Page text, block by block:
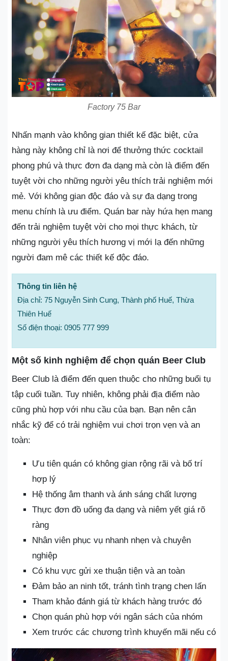
Factory 75 Bar
Nhấn mạnh vào không gian thiết kế đặc biệt, cửa
hàng này không chỉ là nơi để thưởng thức cocktail
phong phú và thực đơn đa dạng mà còn là điểm đến
tuyệt vời cho những người yêu thích trải nghiệm mới
mẻ. Với không gian độc đáo và sự đa dạng trong
menu chính là ưu điểm. Quán bar này hứa hẹn mang
đến trải nghiệm tuyệt vời cho mọi thực khách, từ
những người yêu thích hương vị mới lạ đến những
người đam mê các thiết kế độc đáo.
Thông tin liên hệ
Địa chỉ: 75 Nguyễn Sinh Cung, Thành phố Huế, Thừa
Thiên Huế
Số điện thoại: 0905 777 999
Một số kinh nghiệm để chọn quán Beer Club
Beer Club là điểm đến quen thuộc cho những buổi tụ
tập cuối tuần. Tuy nhiên, không phải địa điểm nào
cũng phù hợp với nhu cầu của bạn. Bạn nên cân
nhắc kỹ để có trải nghiệm vui chơi trọn vẹn và an
toàn:
Ưu tiên quán có không gian rộng rãi và bố trí
hợp lý
Hệ thống âm thanh và ánh sáng chất lượng
Thực đơn đồ uống đa dạng và niêm yết giá rõ
ràng
Nhân viên phục vụ nhanh nhẹn và chuyên
nghiệp
Có khu vực gửi xe thuận tiện và an toàn
Đảm bảo an ninh tốt, tránh tình trạng chen lấn
Tham khảo đánh giá từ khách hàng trước đó
Chọn quán phù hợp với ngân sách của nhóm
Xem trước các chương trình khuyến mãi nếu có